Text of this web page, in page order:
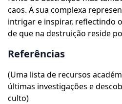
caos. A sua complexa
intrigar e inspirar, reflectindo
de que na destruição reside
Referências
(Uma lista de recursos
últimas investigações e
culto)